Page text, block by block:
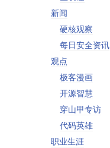
新闻
硬核观察
每日安全资讯
观点
极客漫画
开源智慧
穿山甲专访
代码英雄
职业生涯